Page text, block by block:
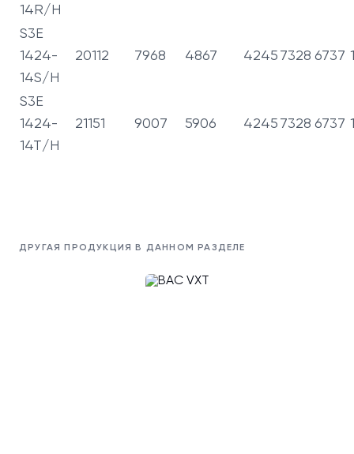
14R/H
S3E
1424-
14S/H
20112 7968 4867 42457328 6737
S3E
1424-
14T/H
21151 9007 5906 42457328 6737
ДРУГАЯ ПРОДУКЦИЯ В ДАННОМ РАЗДЕЛЕ